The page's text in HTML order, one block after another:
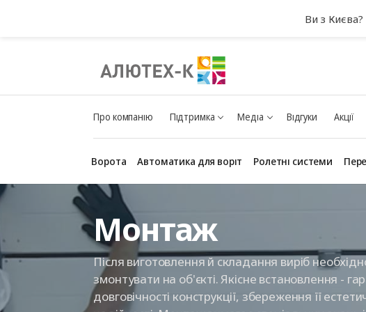
Про компанію Підтримка Медіа Відгуки Акції
Ворота Автоматика для воріт Ролетні системи
Монтаж
Після виготовлення й складання виріб
змонтувати на об'єкті. Якісне встановлення -
довговічності конструкції, збереження її
Ви з Києва?